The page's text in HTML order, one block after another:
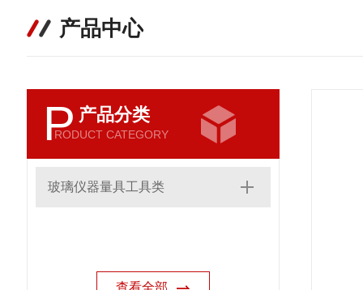
产品中心
P 产品分类
RODUCT CATEGORY
玻璃仪器量具工具类
查看全部